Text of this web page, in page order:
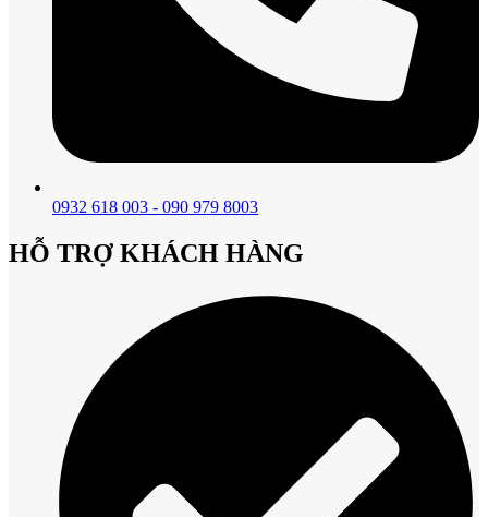
0932 618 003 - 090 979 8003
HỖ TRỢ KHÁCH HÀNG